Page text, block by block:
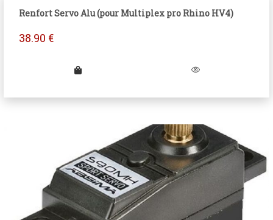
Renfort Servo Alu (pour Multiplex pro Rhino HV4)
38.90 €